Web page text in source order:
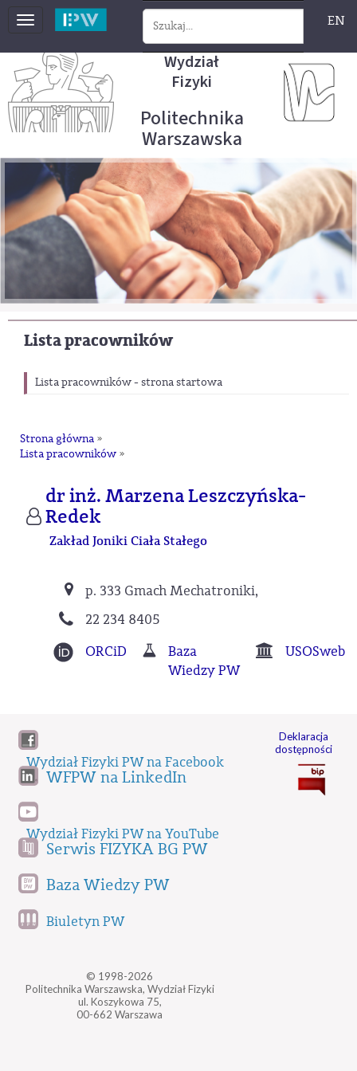
Toggle
EN
Wydział
Fizyki
Politechnika
Warszawska
Lista pracowników
Lista pracowników - strona startowa
Strona główna »
Lista pracowników »
dr inż. Marzena Leszczyńska-
Redek
Zakład Joniki Ciała Stałego
p. 333 Gmach Mechatroniki,
22 234 8405
ORCiD
Baza
Wiedzy PW
USOSweb
Wydział Fizyki PW na Facebook
WFPW na LinkedIn
Wydział Fizyki PW na YouTube
Serwis FIZYKA BG PW
Baza Wiedzy PW
Biuletyn PW
© 1998-2026
Politechnika Warszawska, Wydział Fizyki
ul. Koszykowa 75,
00-662 Warszawa
Deklaracja
dostępności